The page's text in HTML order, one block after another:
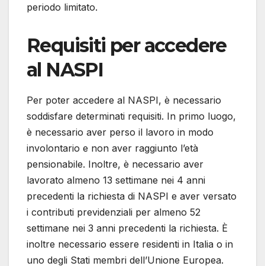
periodo limitato.
Requisiti per accedere
al NASPI
Per poter accedere al NASPI, è necessario
soddisfare determinati requisiti. In primo luogo,
è necessario aver perso il lavoro in modo
involontario e non aver raggiunto l’età
pensionabile. Inoltre, è necessario aver
lavorato almeno 13 settimane nei 4 anni
precedenti la richiesta di NASPI e aver versato
i contributi previdenziali per almeno 52
settimane nei 3 anni precedenti la richiesta. È
inoltre necessario essere residenti in Italia o in
uno degli Stati membri dell’Unione Europea.